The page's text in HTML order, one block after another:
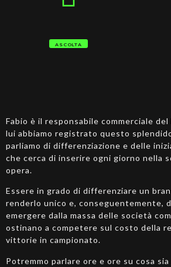
ASCOLTA
Fabio è il responsabile commerciale del
lui abbiamo registrato questo
parliamo di differenziazione e delle
che cerca di inserire ogni giorno nella
opera.
Essere in grado di differenziare un
renderlo unico e, conseguentemente,
emergere dalla massa delle società
ostinano a competere sul costo della
vittorie in campionato.
Potremmo parlare ore e ore su cosa